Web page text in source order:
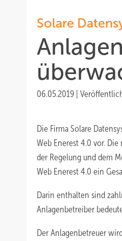
Solare
06.05.2019
Die Firma Solare
Web Enerest 4.0 vor.
der Regelung und dem
Web Enerest 4.0 ein
Darin enthalten sind
Anlagenbetreiber
Der Anlagenbetreuer